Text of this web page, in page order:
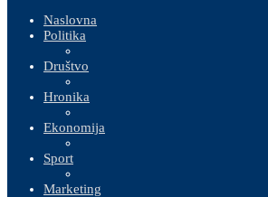
Naslovna
Politika
Društvo
Hronika
Ekonomija
Sport
Marketing